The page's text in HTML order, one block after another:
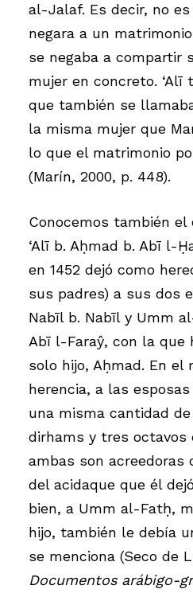
al-Jalaf. Es decir, no
negara a un
se negaba a compartir
mujer en concreto. ‘Alī
que también se
la misma mujer que
lo que el matrimonio
(Marín, 2000, p. 448).
Conocemos también el
‘Alī b. Aḥmad b. Abī l-
en 1452 dejó como
sus padres) a sus dos
Nabīl b. Nabīl y Umm
Abī l-Faraŷ, con la que
solo hijo, Aḥmad. En el
herencia, a las
una misma cantidad
dirhams y tres octavos
ambas son acreedoras
del acidaque que él
bien, a Umm al-Fatḥ,
hijo, también le debía
se menciona (Seco de
Documentos arábigo-